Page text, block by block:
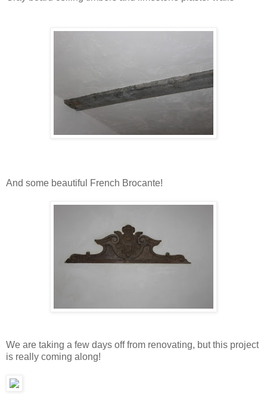
And some beautiful French Brocante!
We are taking a few days off from renovating, but this project
is really coming along!